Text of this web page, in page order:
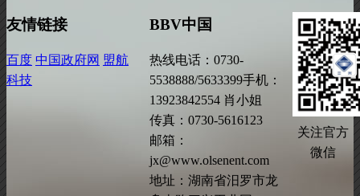
友情链接
百度 中国政府网 盟航
科技
BBV中国
热线电话：0730-
5538888/5633399手机：
13923842554 肖小姐
传真：0730-5616123
邮箱：
jx@www.olsenent.com
地址：湖南省汨罗市龙
关注官方
微信